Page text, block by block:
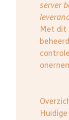
server
Met dit